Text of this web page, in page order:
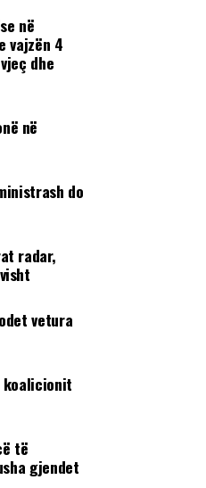
në
vajzën 4
dhe
në
do
radar,
vetura
koalicionit
të
gjendet